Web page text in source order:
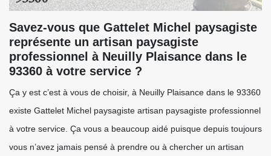
Savez-vous que Gattelet Michel paysagiste
représente un artisan paysagiste
professionnel à Neuilly Plaisance dans le
93360 à votre service ?
Ça y est c’est à vous de choisir, à Neuilly Plaisance dans le 93360
existe Gattelet Michel paysagiste artisan paysagiste professionnel
à votre service. Ça vous a beaucoup aidé puisque depuis toujours
vous n’avez jamais pensé à prendre ou à chercher un artisan